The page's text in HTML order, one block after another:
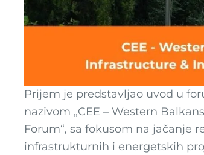
Prijem je predstavljao uvod u
nazivom „CEE – Western
Forum“, sa fokusom na jačanje
infrastrukturnih i energetskih